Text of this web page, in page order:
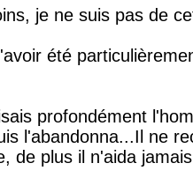
je ne suis pas de
été
profondément
l'abandonna...Il ne
de plus il n'aida